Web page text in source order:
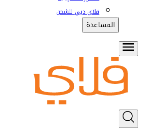
فلاي دبي للشحن
المساعدة